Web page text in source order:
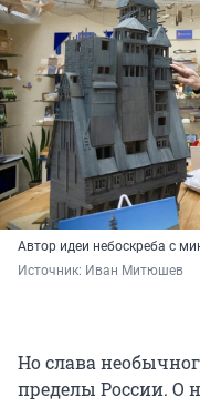
Автор идеи небоскреба с
Источник: Иван Митюшев
Но слава
пределы России. О